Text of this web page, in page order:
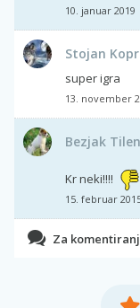
10. januar 2019
Stojan
super igra
13. november
Bezjak Tilen
Kr neki!!!!
15. februar
Za